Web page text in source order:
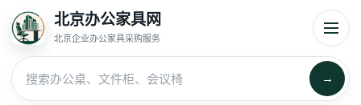
北京办公家具网
北京企业办公家具采购服务
→